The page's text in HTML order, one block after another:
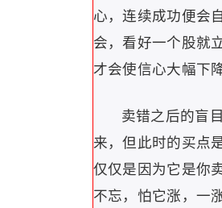
心，连续成功便会
会，看好一个股就
才会使信心大幅下
卖错之后的盲
来，但此时的买点
仅仅是因为它是你
不忘，怕它涨，一